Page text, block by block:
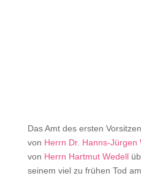
Das Amt des ersten
von Herrn Dr. Hanns-Jürgen
von Herrn Hartmut Wedell
seinem viel zu frühen Tod